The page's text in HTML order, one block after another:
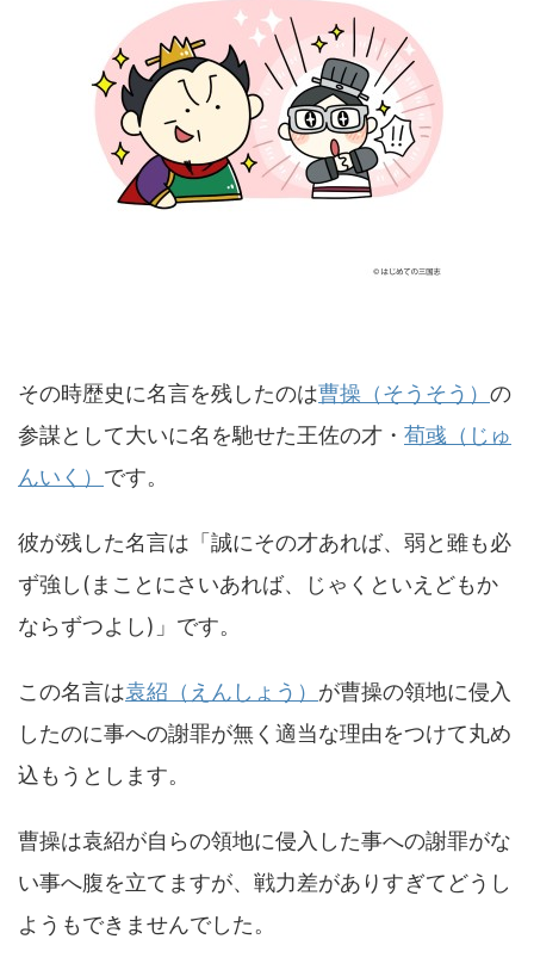
その時歴史に名言を残したのは曹操（そうそう） の
参謀として大いに名を馳せた王佐の才・ 荀彧（じゅ
んいく） です。
彼が残した名言は「誠にその才あれば、弱と雖も必
ず強し(まことにさいあれば、じゃくといえどもか
ならずつよし)」です。
この名言は袁紹（えんしょう） が曹操の領地に侵入
したのに事への謝罪が無く適当な理由をつけて丸め
込もうとします。
曹操は袁紹が自らの領地に侵入した事への謝罪がな
い事へ腹を立てますが、戦力差がありすぎてどうし
ようもできませんでした。